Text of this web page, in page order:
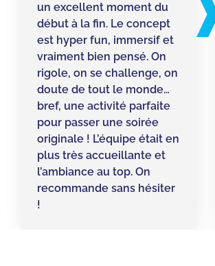
un excellent moment du
début à la fin. Le concept
est hyper fun, immersif et
vraiment bien pensé. On
rigole, on se challenge, on
doute de tout le monde…
bref, une activité parfaite
pour passer une soirée
originale ! L’équipe était en
plus très accueillante et
l’ambiance au top. On
recommande sans hésiter
!